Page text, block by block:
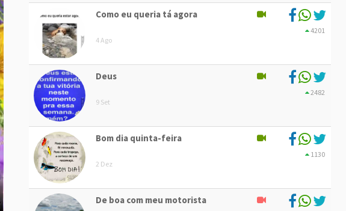
Como eu queria tá agora
4 Ago
4201
Deus
9 Set
2482
Bom dia quinta-feira
2 Dez
1130
De boa com meu motorista